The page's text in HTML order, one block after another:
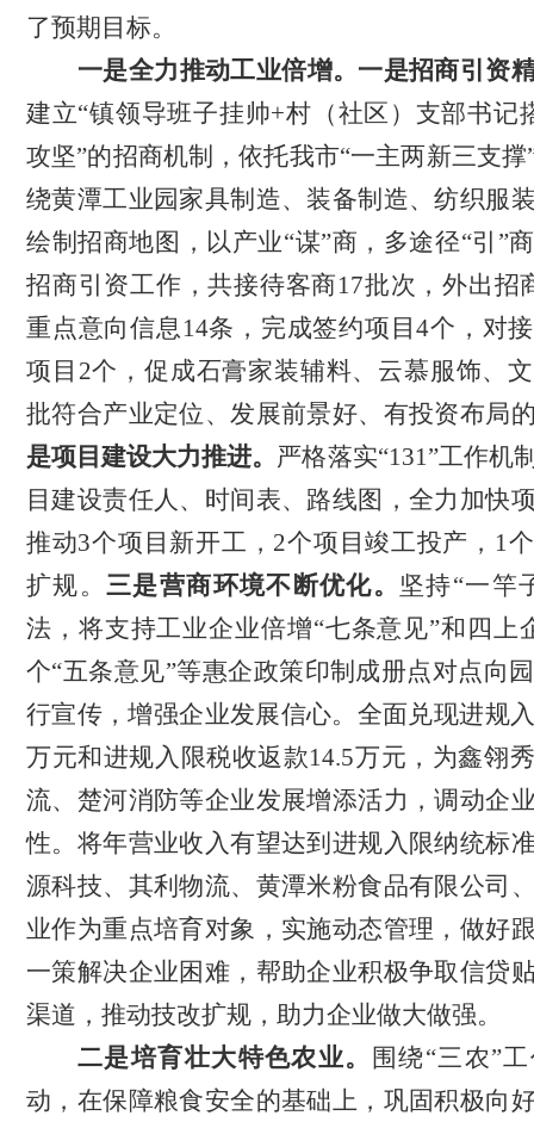
了预期目标。
一是全力推动工业倍增。一是招商引资
建立“镇领导班子挂帅+村（社区）支部书记
攻坚”的招商机制，依托我市“一主两新三支
绕黄潭工业园家具制造、装备制造、纺织服
绘制招商地图，以产业“谋”商，多途径“引”
招商引资工作，共接待客商17批次，外出招
重点意向信息14条， 完成签约项目4个，对
项目2个， 促成石膏家装辅料、云慕服饰、
批符合产业定位、发展前景好、有投资布局
是项目建设大力推进。 严格落实“131”工作机
目建设责任人、时间表、路线图，全力加快
推动3个项目新开工， 2个项目竣工投产， 1
扩规。三是营商环境不断优化。 坚持“一竿
法，将支持工业企业倍增“七条意见”和 四上
个“五条意见”等惠企政策印制成册点对点向
行宣传，增强企业发展信心。 全面兑现进规
万元和进规入限税收返款14.5万元 ， 为鑫翎
流、楚河消防等企业发展增添活力，调动企
性。 将年营业收入有望达到进规入限纳统标
源科技、其利物流、黄潭米粉食品有限公司
业作为重点培育对象，实施动态管理，做好
一策解决企业困难， 帮助企业积极争取信贷
渠道， 推动技改扩规， 助力企业做大做强。
二是培育壮大特色农业。 围绕“三农”
动，在保障粮食安全的基础上，巩固积极向